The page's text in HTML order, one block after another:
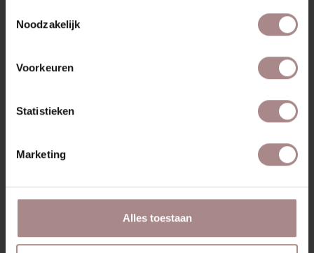
Noodzakelijk
Voorkeuren
Statistieken
Marketing
Alles toestaan